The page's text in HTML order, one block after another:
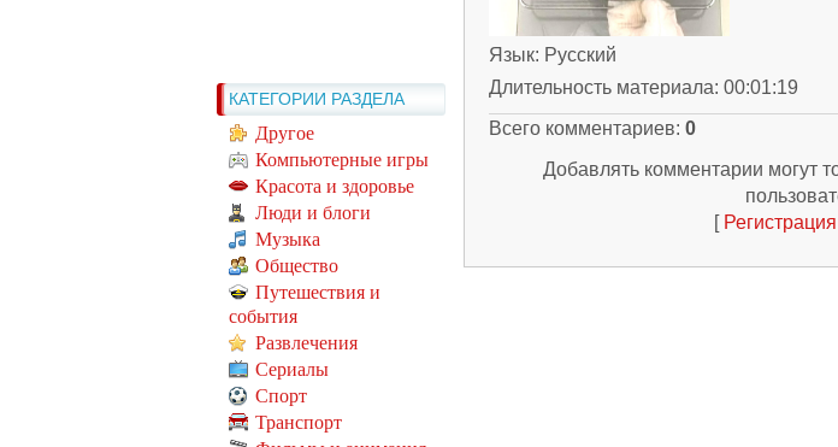
КАТЕГОРИИ РАЗДЕЛА
Другое
Компьютерные игры
Красота и здоровье
Люди и блоги
Музыка
Общество
Путешествия и
события
Развлечения
Сериалы
Спорт
Транспорт
Язык: Русский
Длительность материала: 00:01:19
Всего комментариев: 0
Добавлять комментарии могут
[ Регистрация